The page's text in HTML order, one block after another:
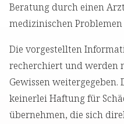
Beratung durch einen
medizinischen
Die vorgestellten
recherchiert und werden
Gewissen
keinerlei Haftung für
übernehmen, die sich